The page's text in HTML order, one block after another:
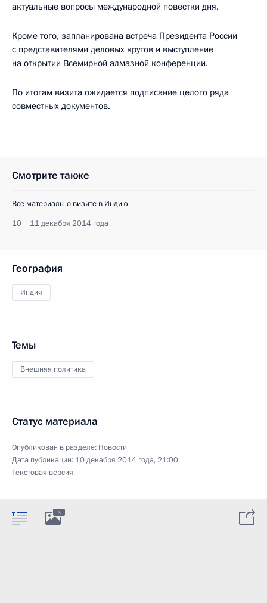
актуальные вопросы международной повестки дня.
Кроме того, запланирована встреча Президента России
с представителями деловых кругов и выступление
на открытии Всемирной алмазной конференции.
По итогам визита ожидается подписание целого ряда
совместных документов.
Смотрите также
Все материалы о визите в Индию
10 − 11 декабря 2014 года
География
Индия
Темы
Внешняя политика
Статус материала
Опубликован в разделе: Новости
Дата публикации: 10 декабря 2014 года, 21:00
Текстовая версия
3